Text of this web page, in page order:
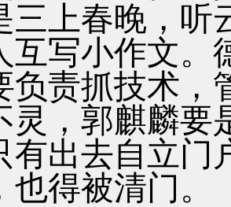
三上春晚，听
互写小作文。
负责抓技术，
灵，郭麒麟
有出去自立门
得被清门。